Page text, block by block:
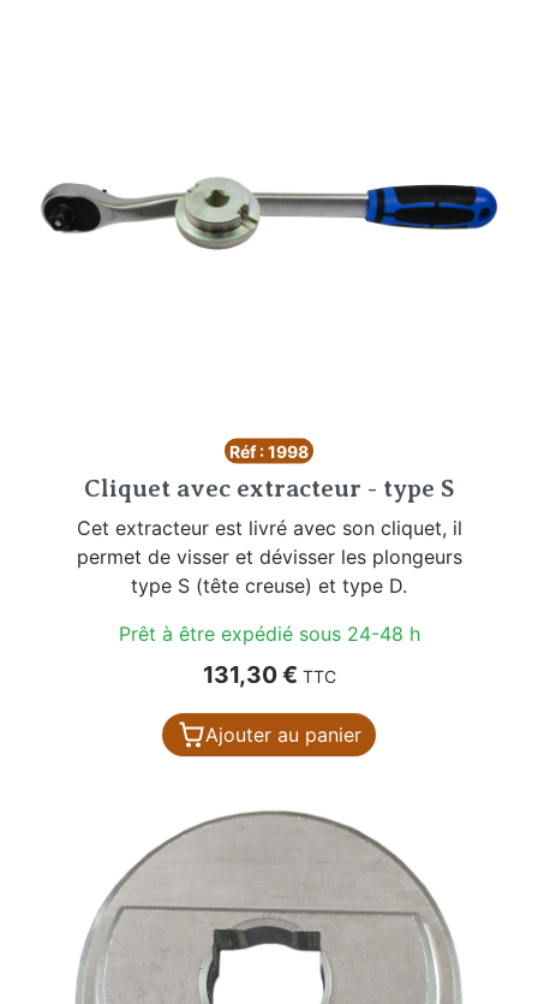
Réf : 1998
Cliquet avec extracteur - type S
Cet extracteur est livré avec son cliquet, il
permet de visser et dévisser les plongeurs
type S (tête creuse) et type D.
Prêt à être expédié sous 24-48 h
Prix
131,30 € TTC
Ajouter au panier